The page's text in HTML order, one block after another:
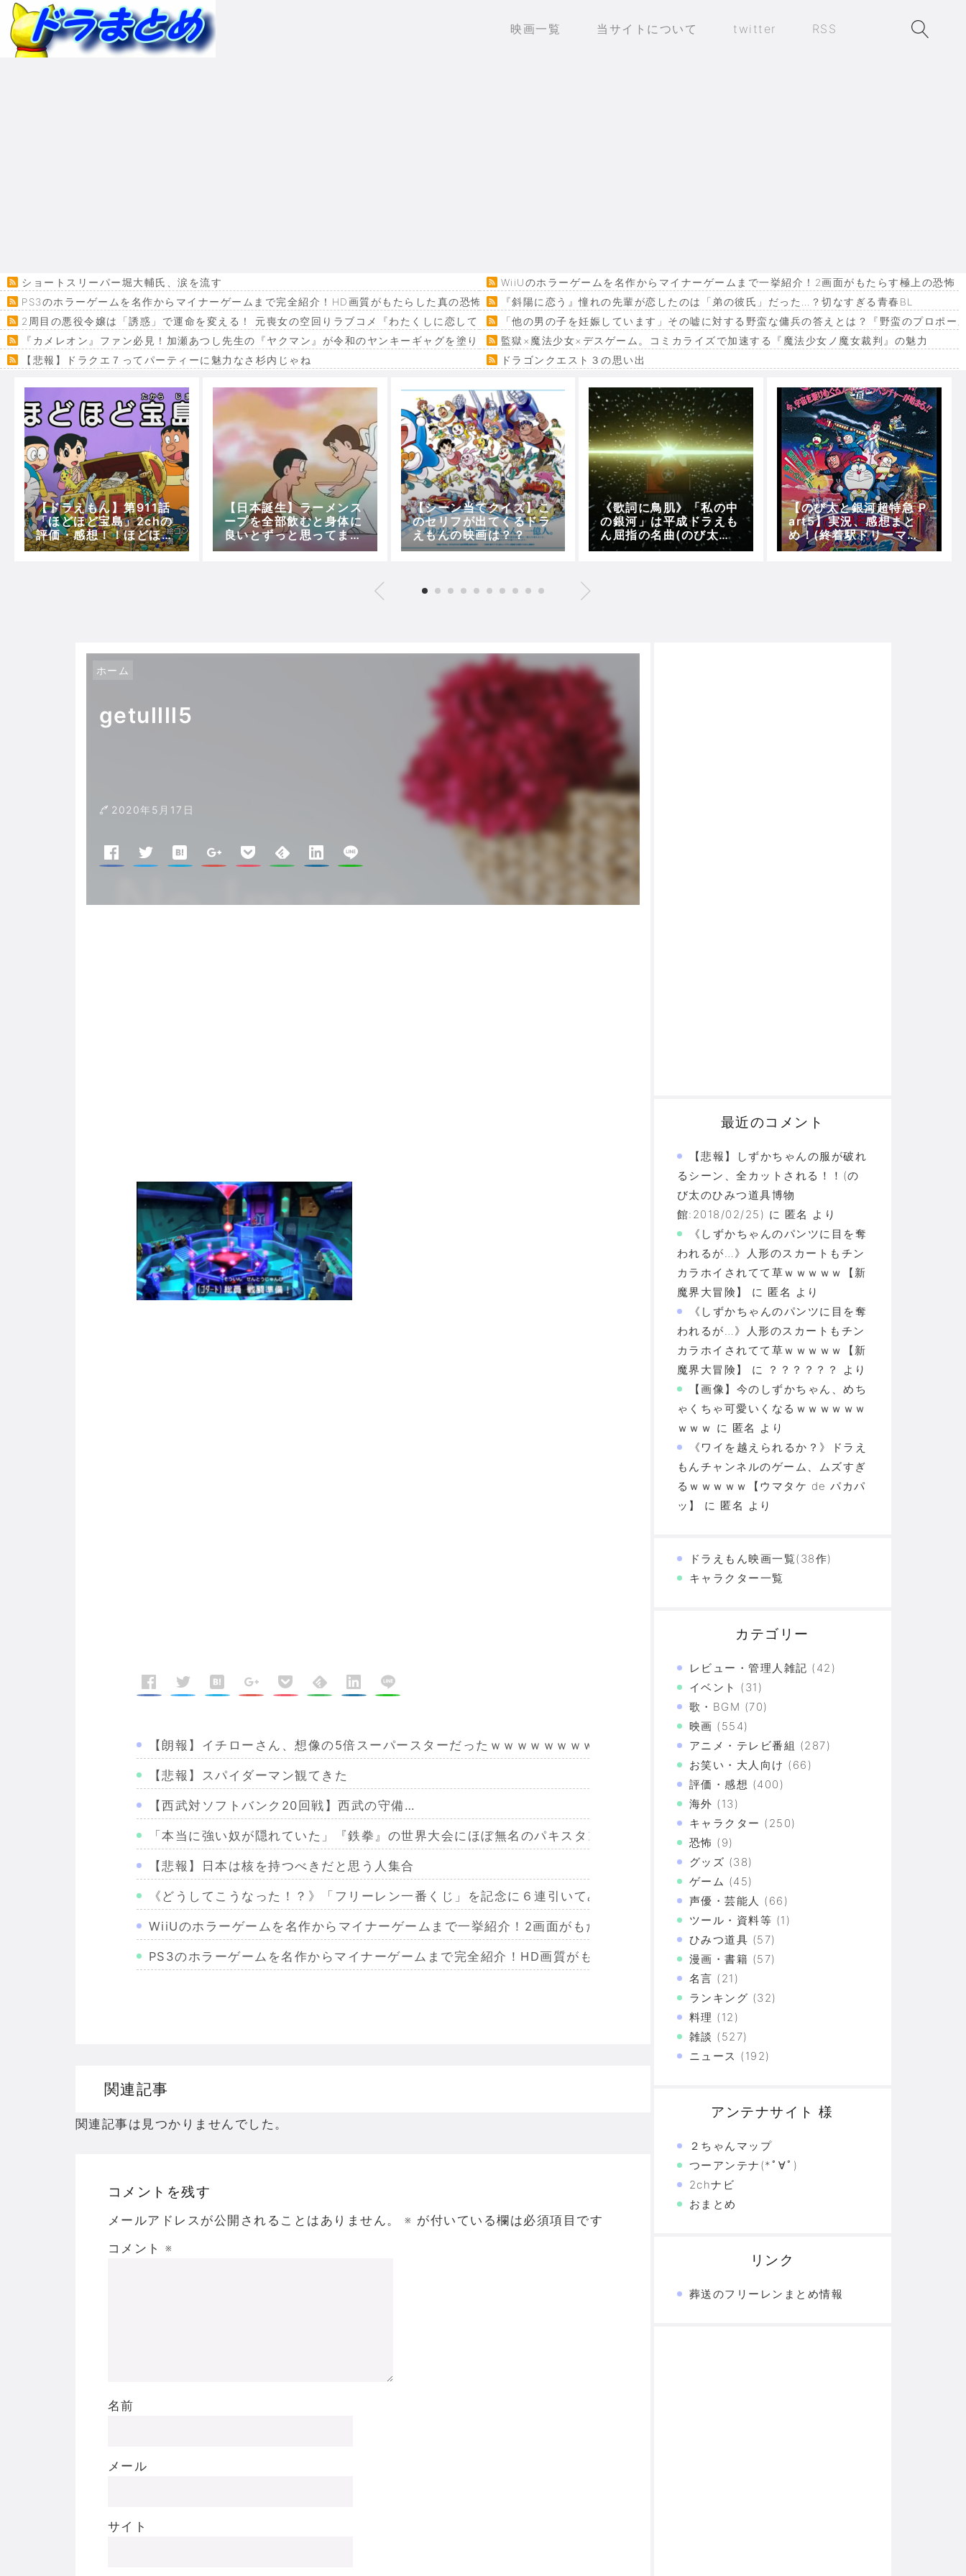
映画一覧 当サイトについて twitter RSS
ショートスリーパー堀大輔氏、涙を流す
WiiUのホラーゲームを名作からマイナーゲームまで一挙紹介！2画面がもたらす極上の恐怖
PS3のホラーゲームを名作からマイナーゲームまで完全紹介！HD画質がもたらした真の恐怖…
『斜陽に恋う』憧れの先輩が恋したのは「弟の彼氏」だった…？切なすぎる青春BL
2周目の悪役令嬢は「誘惑」で運命を変える！ 元喪女の空回りラブコメ『わたくしに恋してください！』「他の男の子を妊娠しています」その嘘に対する野蛮な傭兵の答えとは？『野蛮のプロポー
『カメレオン』ファン必見！加瀬あつし先生の『ヤクマン』が令和のヤンキーギャグを塗り替える監獄×魔法少女×デスゲーム。コミカライズで加速する『魔法少女ノ魔女裁判』の魅力
【悲報】ドラクエ７ってパーティーに魅力なさ杉内じゃね
ドラゴンクエスト３の思い出
Powered by livedoor 相互RSS
【ドラえもん】第911話
「ほどほど宝島」2chの
評価・感想！！ほどほど
じゃないだろこれｗｗｗ
【日本誕生】ラーメンス
ープを全部飲むと身体に
良いとずっと思ってまし
たｗｗｗｗｗ
【シーン当てクイズ】こ
のセリフが出てくるドラ
えもんの映画は？？
《歌詞に鳥肌》「私の中
の銀河」は平成ドラえも
ん屈指の名曲(のび太と
銀河超特急)
【のび太と銀河超特急 P
art5】実況、感想まと
め！(終着駅ドリーマー
ズランド～それぞれ好き
ホーム
getullll5
2020年5月17日
【朗報】イチローさん、想像の5倍スーパースターだったｗｗｗｗｗｗｗｗｗｗｗｗｗｗｗｗｗｗｗｗｗ
【悲報】スパイダーマン観てきた
【西武対ソフトバンク20回戦】西武の守備…
「本当に強い奴が隠れていた」『鉄拳』の世界大会にほぼ無名のパキスタン人が予選参加→予選優勝から本戦に挑み、前回の準優勝者
【悲報】日本は核を持つべきだと思う人集合
《どうしてこうなった！？》「フリーレン一番くじ」を記念に６連引いてみた！気づけばXX連で合計○万円使ってた！？
WiiUのホラーゲームを名作からマイナーゲームまで一挙紹介！2画面がもたらす極上の恐怖
PS3のホラーゲームを名作からマイナーゲームまで完全紹介！HD画質がもたらした真の恐怖…
PS2のホラーゲームを名作からマイナーまで完全紹介！フルポリゴンがもたらした恐怖の革命
ドリームキャストのホラーゲームを名作からマイナーまで完全紹介！ビジュアルメモリと駆け抜けた日々を思い出そう
Powered by livedoor 相互RSS
関連記事
関連記事は見つかりませんでした。
コメントを残す
メールアドレスが公開されることはありません。 ※ が付いている欄は必須項目です
コメント ※
名前
メール
サイト
最近のコメント
【悲報】しずかちゃんの服が破れ
るシーン、全カットされる！！(の
び太のひみつ道具博物
館:2018/02/25) に 匿名 より
《しずかちゃんのパンツに目を奪
われるが…》人形のスカートもチン
カラホイされてて草ｗｗｗｗｗ【新
魔界大冒険】
に 匿名 より
《しずかちゃんのパンツに目を奪
われるが…》人形のスカートもチン
カラホイされてて草ｗｗｗｗｗ【新
魔界大冒険】
に ？？？？？？
より
【画像】今のしずかちゃん、めち
ゃくちゃ可愛いくなるｗｗｗｗｗｗ
ｗｗｗ に 匿名 より
《ワイを越えられるか？》ドラえ
もんチャンネルのゲーム、ムズすぎ
るｗｗｗｗｗ【ウマタケ de パカパ
ッ】
に 匿名 より
ドラえもん映画一覧(38作)
キャラクター一覧
カテゴリー
レビュー・管理人雑記 (42)
イベント (31)
歌・BGM (70)
映画 (554)
アニメ・テレビ番組 (287)
お笑い・大人向け (66)
評価・感想 (400)
海外 (13)
キャラクター (250)
恐怖 (9)
グッズ (38)
ゲーム (45)
声優・芸能人 (66)
ツール・資料等 (1)
ひみつ道具 (57)
漫画・書籍 (57)
名言 (21)
ランキング (32)
料理 (12)
雑談 (527)
ニュース (192)
アンテナサイト 様
２ちゃんマップ
つーアンテナ(*ﾟ∀ﾟ)
2chナビ
おまとめ
リンク
葬送のフリーレンまとめ情報